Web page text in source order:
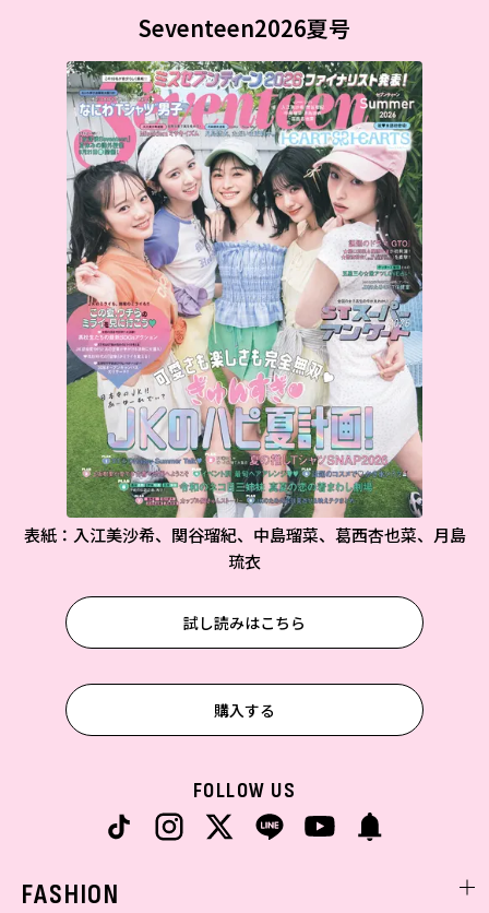
Seventeen2026夏号
表紙：入江美沙希、関谷瑠紀、中島瑠菜、葛西杏也菜、月島
琉衣
試し読みはこちら
購入する
FOLLOW US
FASHION